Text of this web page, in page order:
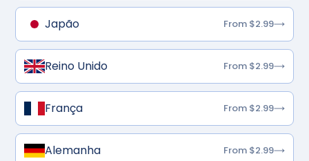
Japão From $2.99
Reino Unido From $2.99
França From $2.99
Alemanha From $2.99